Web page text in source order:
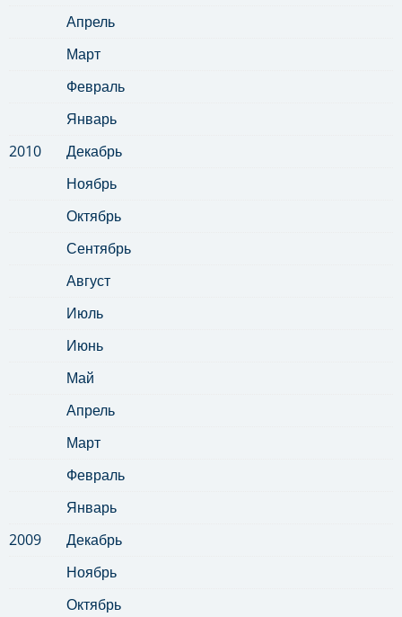
Апрель
Март
Февраль
Январь
2010
Декабрь
Ноябрь
Октябрь
Сентябрь
Август
Июль
Июнь
Май
Апрель
Март
Февраль
Январь
2009
Декабрь
Ноябрь
Октябрь